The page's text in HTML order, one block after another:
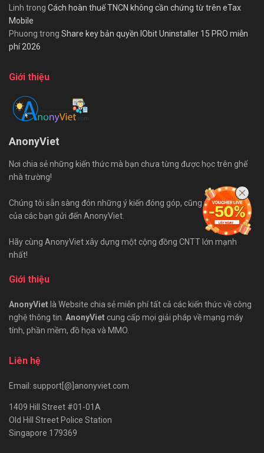
Linh trong Cách hoàn thuế TNCN không cần chứng từ trên eTax
Mobile
Phuong trong Share key bản quyền IObit Uninstaller 15 PRO miễn
phí 2026
Giới thiệu
AnonyViet
Nơi chia sẻ những kiến thức mà bạn chưa từng được học trên ghế
nhà trường!
Chúng tôi sẵn sàng đón những ý kiến đóng góp, cũng như bài viết
của các bạn gửi đến AnonyViet.
Hãy cùng AnonyViet xây dựng một cộng đồng CNTT lớn mạnh
nhất!
Giới thiệu
AnonyVietlà Website chia sẻ miễn phí tất cả các kiến thức về công
nghệ thông tin. AnonyViet cung cấp mọi giải pháp về mạng máy
tính, phần mềm, đồ họa và MMO.
Liên hệ
Email: support[@]anonyviet.com
1409 Hill Street #01-01A
Old Hill Street Police Station
Singapore 179369